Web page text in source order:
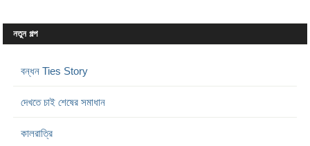
নতুন গল্প
বন্ধন Ties Story
দেখতে চাই শেষের সমাধান
কালরাত্রি